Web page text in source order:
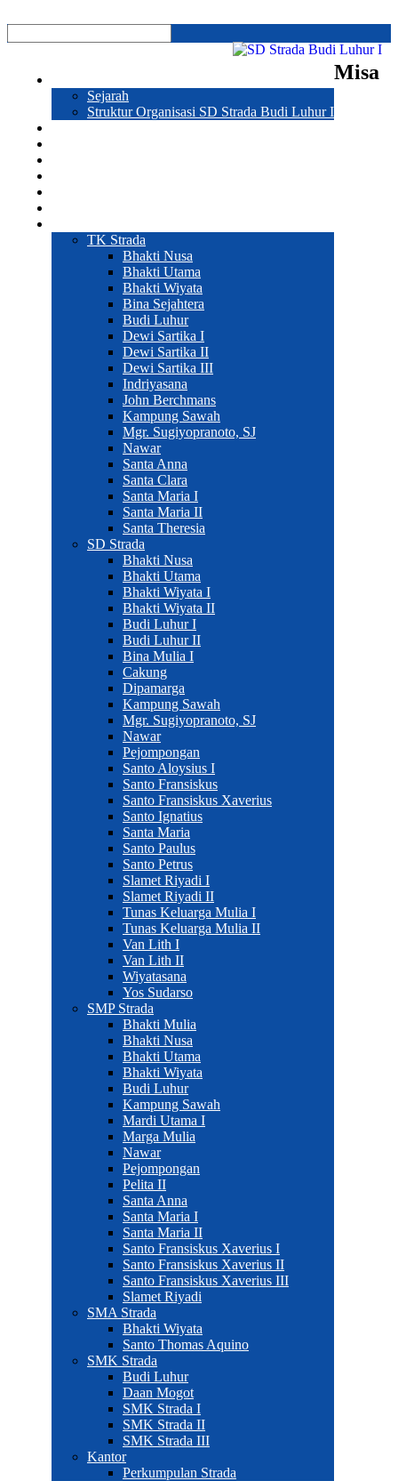
Sejarah
Struktur Organisasi SD Strada Budi Luhur I
TK Strada
Bhakti Nusa
Bhakti Utama
Bhakti Wiyata
Bina Sejahtera
Budi Luhur
Dewi Sartika I
Dewi Sartika II
Dewi Sartika III
Indriyasana
John Berchmans
Kampung Sawah
Mgr. Sugiyopranoto, SJ
Nawar
Santa Anna
Santa Clara
Santa Maria I
Santa Maria II
Santa Theresia
SD Strada
Bhakti Nusa
Bhakti Utama
Bhakti Wiyata I
Bhakti Wiyata II
Budi Luhur I
Budi Luhur II
Bina Mulia I
Cakung
Dipamarga
Kampung Sawah
Mgr. Sugiyopranoto, SJ
Nawar
Pejompongan
Santo Aloysius I
Santo Fransiskus
Santo Fransiskus Xaverius
Santo Ignatius
Santa Maria
Santo Paulus
Santo Petrus
Slamet Riyadi I
Slamet Riyadi II
Tunas Keluarga Mulia I
Tunas Keluarga Mulia II
Van Lith I
Van Lith II
Wiyatasana
Yos Sudarso
SMP Strada
Bhakti Mulia
Bhakti Nusa
Bhakti Utama
Bhakti Wiyata
Budi Luhur
Kampung Sawah
Mardi Utama I
Marga Mulia
Nawar
Pejompongan
Pelita II
Santa Anna
Santa Maria I
Santa Maria II
Santo Fransiskus Xaverius I
Santo Fransiskus Xaverius II
Santo Fransiskus Xaverius III
Slamet Riyadi
SMA Strada
Bhakti Wiyata
Santo Thomas Aquino
SMK Strada
Budi Luhur
Daan Mogot
SMK Strada I
SMK Strada II
SMK Strada III
Kantor
Perkumpulan Strada
Misa